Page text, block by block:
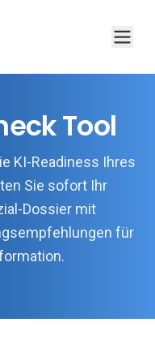
Tool
KI-Readiness Ihres
Sie sofort Ihr
Dossier mit
für